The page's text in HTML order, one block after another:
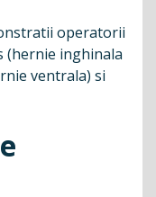
operatorii
(hernie inghinala
ventrala) si